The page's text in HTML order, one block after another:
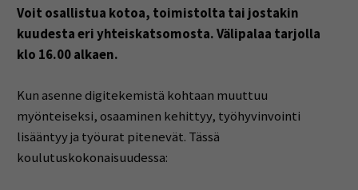
Voit osallistua kotoa, toimistolta tai jostakin
kuudesta eri yhteiskatsomosta. Välipalaa tarjolla
klo 16.00 alkaen.
Kun asenne digitekemistä kohtaan muuttuu
myönteiseksi, osaaminen kehittyy, työhyvinvointi
lisääntyy ja työurat pitenevät. Tässä
koulutuskokonaisuudessa: